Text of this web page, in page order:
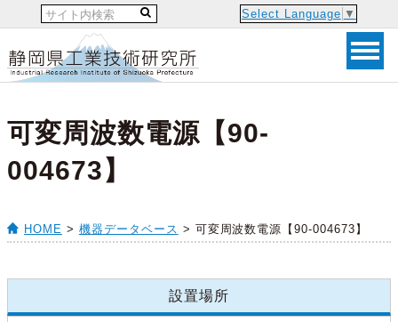
Select Language ▼
可変周波数電源【90-
004673】
HOME > 機器データベース > 可変周波数電源【90-004673】
設置場所